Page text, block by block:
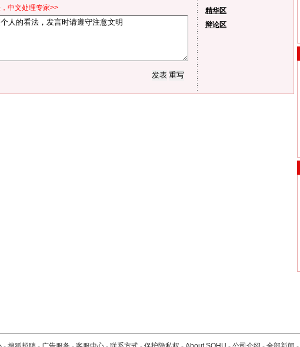
中文处理专家>>
精华区
辩论区